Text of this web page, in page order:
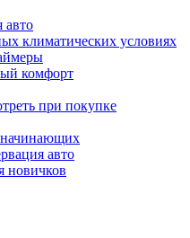
авто
климатических условиях
комфорт
при покупке
начинающих
авто
новичков